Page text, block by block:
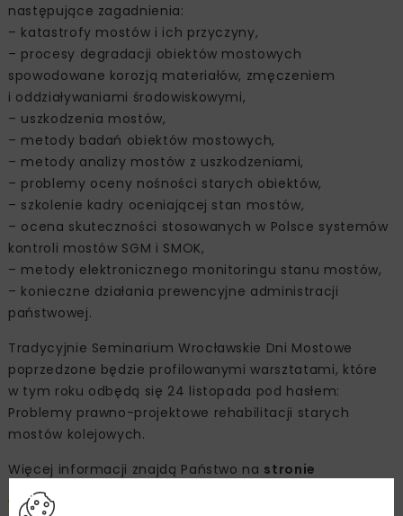
następujące zagadnienia:
– katastrofy mostów i ich przyczyny,
– procesy degradacji obiektów mostowych
spowodowane korozją materiałów, zmęczeniem
i oddziaływaniami środowiskowymi,
– uszkodzenia mostów,
– metody badań obiektów mostowych,
– metody analizy mostów z uszkodzeniami,
– problemy oceny nośności starych obiektów,
– szkolenie kadry oceniającej stan mostów,
– ocena skuteczności stosowanych w Polsce systemów
kontroli mostów SGM i SMOK,
– metody elektronicznego monitoringu stanu mostów,
– konieczne działania prewencyjne administracji
państwowej.
Tradycyjnie Seminarium Wrocławskie Dni Mostowe
poprzedzone będzie profilowanymi warsztatami, które
w tym roku odbędą się 24 listopada pod hasłem:
Problemy prawno-projektowe rehabilitacji starych
mostów kolejowych.
Więcej informacji znajdą Państwo na stronie
Organizatora